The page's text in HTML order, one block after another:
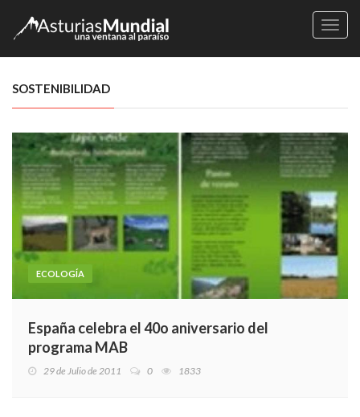
SOSTENIBILIDAD
ECOLOGÍA
España celebra el 40o aniversario del
programa MAB
29 de Julio de 2011 0 1833